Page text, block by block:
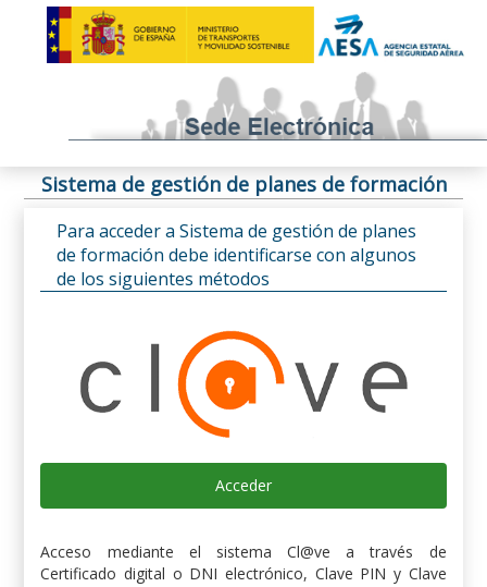
Sistema de gestión de planes de formación
Para acceder a Sistema de gestión de planes
de formación debe identificarse con algunos
de los siguientes métodos
Acceder
Acceso mediante el sistema Cl@ve a través de
Certificado digital o DNI electrónico, Clave PIN y Clave